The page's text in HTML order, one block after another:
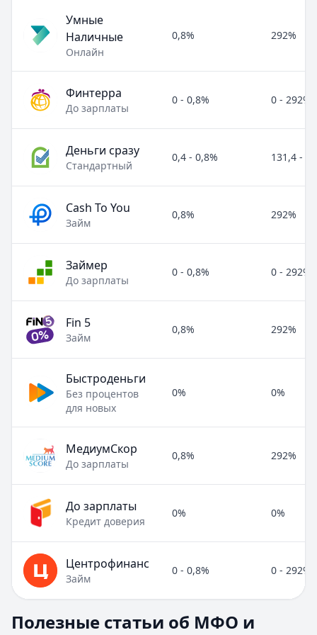
Умные
Наличные
Онлайн
0,8% 292%
Финтерра
До зарплаты
0 - 0,8% 0 - 292%
Деньги сразу
Стандартный
0,4 - 0,8% 131,4 -
Cash To You
Займ
0,8% 292%
Займер
До зарплаты
0 - 0,8% 0 - 292%
Fin 5
Займ
0,8% 292%
Быстроденьги
Без процентов
для новых
0% 0%
МедиумСкор
До зарплаты
0,8% 292%
До зарплаты
Кредит доверия
0% 0%
Центрофинанс
Займ
0 - 0,8% 0 - 292%
Раздел:МФО и микрозаймы. Всего статей: 8.
Полезные статьи об МФО и